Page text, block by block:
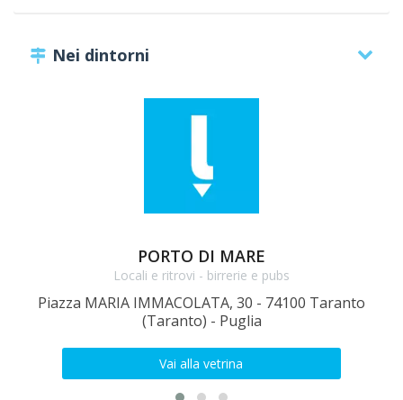
Nei dintorni
PORTO DI MARE
Locali e ritrovi - birrerie e pubs
Piazza MARIA IMMACOLATA, 30 - 74100 Taranto
(Taranto) - Puglia
Vai alla vetrina